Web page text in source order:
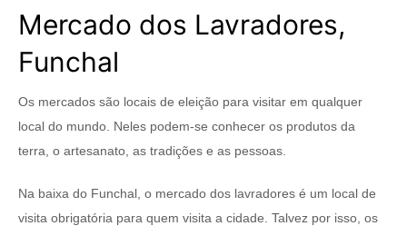
Mercado dos Lavradores,
Funchal
Os mercados são locais de eleição para visitar em qualquer
local do mundo. Neles podem-se conhecer os produtos da
terra, o artesanato, as tradições e as pessoas.
Na baixa do Funchal, o mercado dos lavradores é um local de
visita obrigatória para quem visita a cidade. Talvez por isso, os